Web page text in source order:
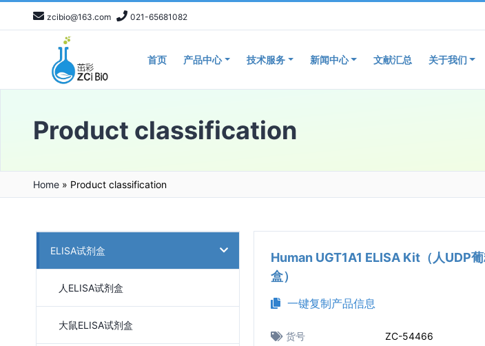
zcibio@163.com 021-65681082
首页 产品中心 技术服务 新闻中心 文献汇总 关于我们
Product classification
Home » Product classification
Human UGT1A1 ELISA Kit（人UDP
盒）
一键复制产品信息
货号 ZC-54466
ELISA试剂盒
人ELISA试剂盒
大鼠ELISA试剂盒